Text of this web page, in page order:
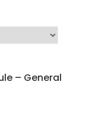
– General